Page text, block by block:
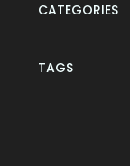
CATEGORIES
TAGS